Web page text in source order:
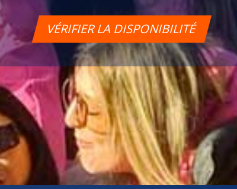
VÉRIFIER LA DISPONIBILITÉ